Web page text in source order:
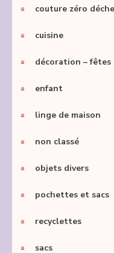
couture zéro
cuisine
décoration – fêtes
enfant
linge de maison
non classé
objets divers
pochettes et sacs
recyclettes
sacs